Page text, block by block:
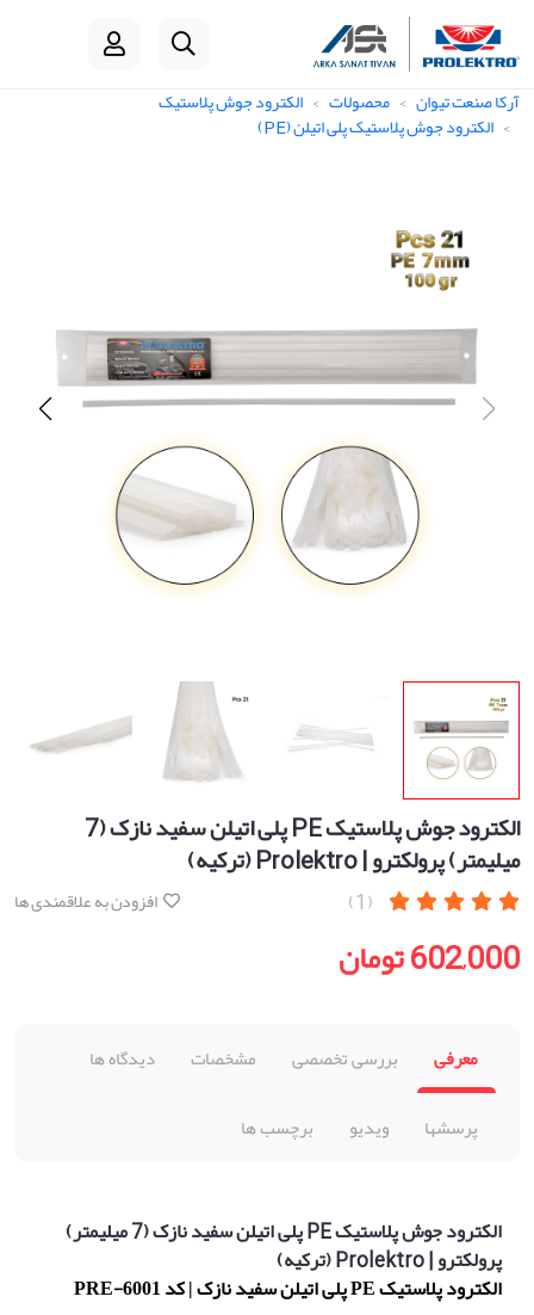
آرکا صنعت تیوان محصولات الکترود جوش پلاستیک
الکترود جوش پلاستیک پلی اتیلن (PE)
الکترود جوش پلاستیک PE پلی اتیلن سفید نازک (7
میلیمتر) پرولکترو | Prolektro (ترکیه)
(1) افزودن به علاقمندی ها
602,000 تومان
معرفی بررسی تخصصی مشخصات
دیدگاه ها
پرسشها
ویدیو برچسب ها
الکترود جوش پلاستیک PE پلی اتیلن سفید نازک (7 میلیمتر)
پرولکترو | Prolektro (ترکیه)
الکترودپلاستیک PE پلی اتیلن سفید نازک|کدPRE-6001